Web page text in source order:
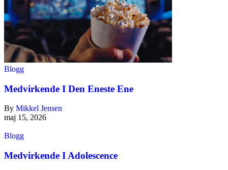
Blogg
Medvirkende I Den Eneste Ene
By Mikkel Jensen
maj 15, 2026
Blogg
Medvirkende I Adolescence